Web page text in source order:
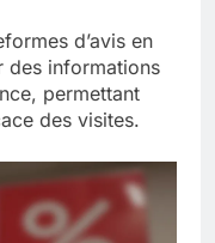
d’avis en
des informations
permettant
des visites.